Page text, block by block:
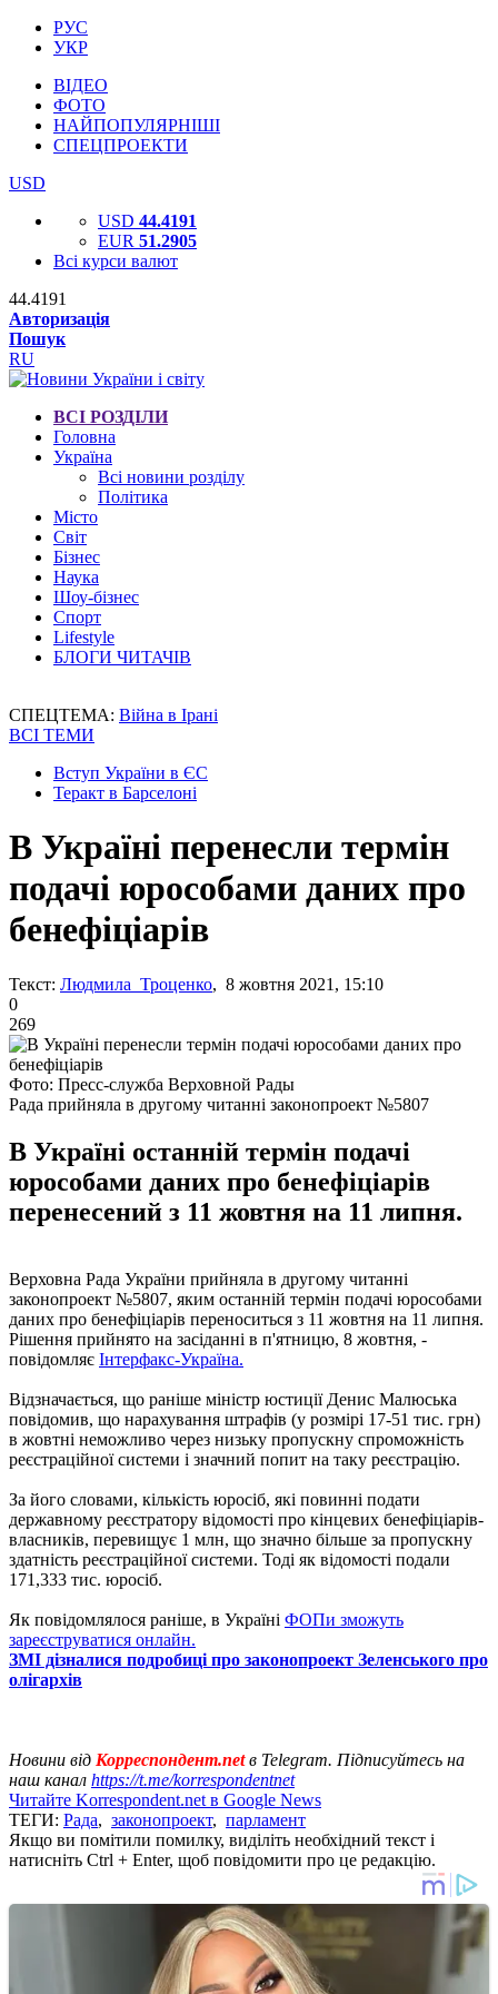
РУС
УКР
ВІДЕО
ФОТО
НАЙПОПУЛЯРНІШІ
СПЕЦПРОЕКТИ
USD
USD 44.4191
EUR 51.2905
Всі курси валют
44.4191
Авторизація
Пошук
RU
ВСІ РОЗДІЛИ
Головна
Україна
Всі новини розділу
Політика
Місто
Світ
Бізнес
Наука
Шоу-бізнес
Спорт
Lifestyle
БЛОГИ ЧИТАЧІВ
СПЕЦТЕМА: Війна в Ірані
ВСІ ТЕМИ
Вступ України в ЄС
Теракт в Барселоні
В Україні перенесли термін
подачі юрособами даних про
бенефіціарів
Текст: Людмила Троценко, 8 жовтня 2021, 15:10
0
269
Фото: Пресс-служба Верховной Рады
Рада прийняла в другому читанні законопроект №5807
В Україні останній термін подачі
юрособами даних про бенефіціарів
перенесений з 11 жовтня на 11 липня.
Верховна Рада України прийняла в другому читанні
законопроект №5807, яким останній термін подачі юрособами
даних про бенефіціарів переноситься з 11 жовтня на 11 липня.
Рішення прийнято на засіданні в п'ятницю, 8 жовтня, -
повідомляє Інтерфакс-Україна.
Відзначається, що раніше міністр юстиції Денис Малюська
повідомив, що нарахування штрафів (у розмірі 17-51 тис. грн)
в жовтні неможливо через низьку пропускну спроможність
реєстраційної системи і значний попит на таку реєстрацію.
За його словами, кількість юросіб, які повинні подати
державному реєстратору відомості про кінцевих бенефіціарів-
власників, перевищує 1 млн, що значно більше за пропускну
здатність реєстраційної системи. Тоді як відомості подали
171,333 тис. юросіб.
Як повідомлялося раніше, в Україні ФОПи зможуть
зареєструватися онлайн.
ЗМІ дізналися подробиці про законопроект Зеленського про
олігархів
Новини від Корреспондент.netв Telegram. Підписуйтесь на
наш канал https://t.me/korrespondentnet
Читайте Korrespondent.net в Google News
ТЕГИ: Рада, законопроект, парламент
Якщо ви помітили помилку, виділіть необхідний текст і
натисніть Ctrl + Enter, щоб повідомити про це редакцію.